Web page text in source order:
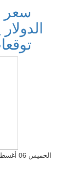
سعر
توقعات
الخميس 06 أغسطس 2026 06:37 صباحاً